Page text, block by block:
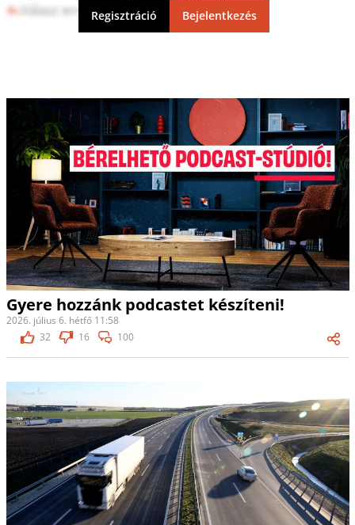
Válasz erre 2 1
Regisztráció Bejelentkezés
Gyere hozzánk podcastet készíteni!
2026. július 6. hétfő 11:58
32
16 100